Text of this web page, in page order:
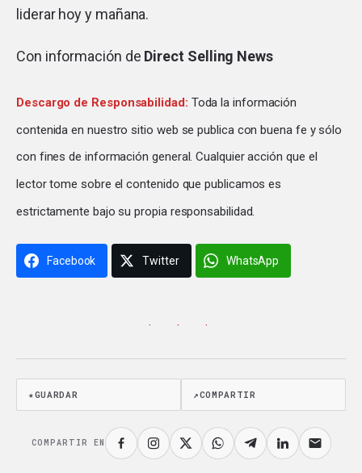
liderar hoy y mañana.
Con información de Direct Selling News
Descargo de Responsabilidad: Toda la información
contenida en nuestro sitio web se publica con buena fe y sólo
con fines de información general. Cualquier acción que el
lector tome sobre el contenido que publicamos es
estrictamente bajo su propia responsabilidad.
Facebook Twitter WhatsApp
· · ·
★GUARDAR ↗COMPARTIR
COMPARTIR EN